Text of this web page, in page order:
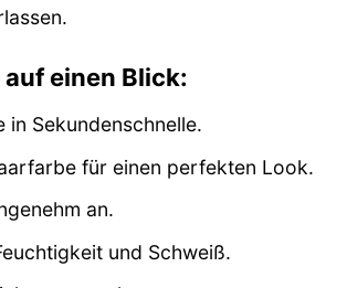
einen Blick:
in Sekundenschnelle.
für einen perfekten Look.
an.
und Schweiß.